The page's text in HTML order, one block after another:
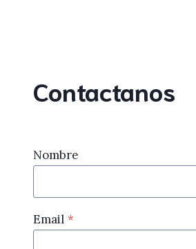
Contactanos
Nombre
Email *